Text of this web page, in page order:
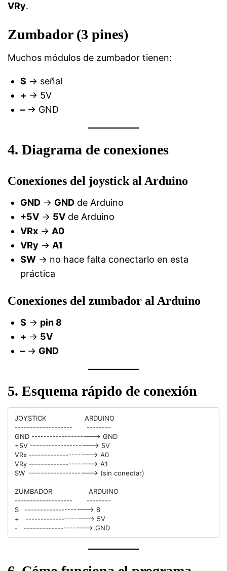
VRy.
Zumbador (3 pines)
Muchos módulos de zumbador tienen:
S → señal
+ → 5V
– → GND
4. Diagrama de conexiones
Conexiones del joystick al Arduino
GND → GND de Arduino
+5V → 5V de Arduino
VRx → A0
VRy → A1
SW → no hace falta conectarlo en esta
práctica
Conexiones del zumbador al Arduino
S → pin 8
+ → 5V
– → GND
5. Esquema rápido de conexión
JOYSTICK                   ARDUINO
-------------------       --------
GND --------------------> GND
+5V --------------------> 5V
VRx --------------------> A0
VRy --------------------> A1
SW  --------------------> (sin conectar)
ZUMBADOR                  ARDUINO
-------------------       --------
S   --------------------> 8
+   --------------------> 5V